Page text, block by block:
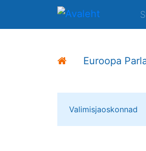
Euroopa
Valimisjaoskonnad